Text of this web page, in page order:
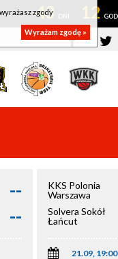
43 12
--
--
KKS Polonia
Warszawa
Solvera Sokół
Łańcut
21.09, 19:00
zgody
Wyrażam zgodę »